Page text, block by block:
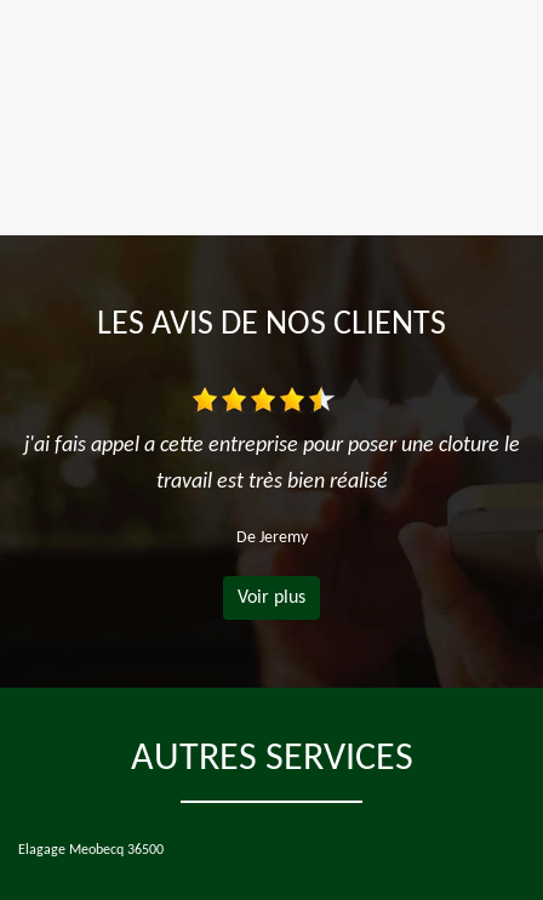
LES AVIS DE NOS CLIENTS
j'ai fais appel a cette entreprise pour poser une cloture le
travail est très bien réalisé
De Jeremy
Voir plus
AUTRES SERVICES
Elagage Meobecq 36500